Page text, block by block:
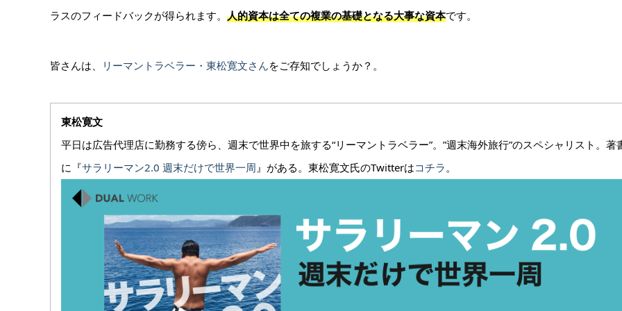
ラスのフィードバックが得られます。 人的資本は全ての複業の基礎となる大事な資本です。
皆さんは、 リーマントラベラー・東松寛文さんをご存知でしょうか？。
東松寛文
平日は広告代理店に勤務する傍ら、週末で世界中を旅する“リーマントラベラー”。”週末海外旅行”のスペシャリスト。著
に『サラリーマン2.0 週末だけで世界一周』がある。東松寛文氏のTwitterはコチラ。